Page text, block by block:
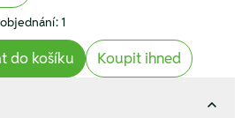
1
do košíku Koupit ihned